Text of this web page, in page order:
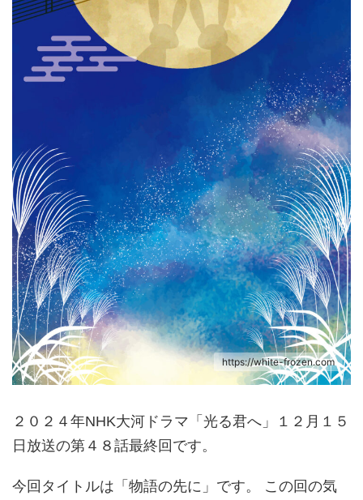
https://white-frozen.com
２０２４年NHK大河ドラマ「光る君へ」１２月１５
日放送の第４８話最終回です。
今回タイトルは「物語の先に」です。 この回の気